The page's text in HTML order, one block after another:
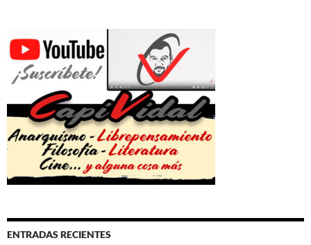
ENTRADAS RECIENTES